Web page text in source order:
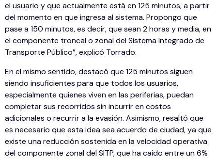
el usuario y que actualmente está en 125 minutos, a partir
del momento en que ingresa al sistema. Propongo que
pase a 150 minutos, es decir, que sean 2 horas y media, en
el componente troncal o zonal del Sistema Integrado de
Transporte Público”, explicó Torrado.
En el mismo sentido, destacó que 125 minutos siguen
siendo insuficientes para que todos los usuarios,
especialmente quienes viven en las periferias, puedan
completar sus recorridos sin incurrir en costos
adicionales o recurrir a la evasión. Asimismo, resaltó que
es necesario que esta idea sea acuerdo de ciudad, ya que
existe una reducción sostenida en la velocidad operativa
del componente zonal del SITP, que ha caído entre un 6%